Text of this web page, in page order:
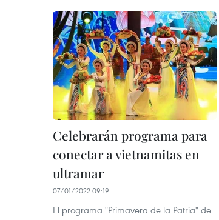
Celebrarán programa para
conectar a vietnamitas en
ultramar
07/01/2022 09:19
El programa "Primavera de la Patria" de